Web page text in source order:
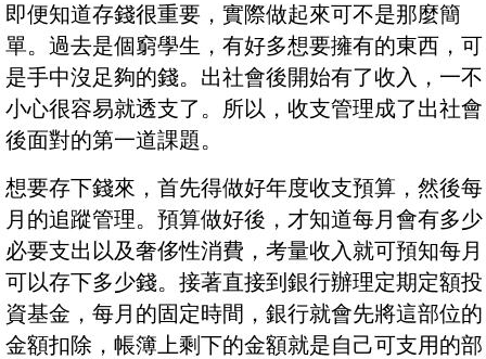
即便知道存錢很重要，實際做起來可不是那麼簡
單。過去是個窮學生，有好多想要擁有的東西，可
是手中沒足夠的錢。出社會後開始有了收入，一不
小心很容易就透支了。所以，收支管理成了出社會
後面對的第一道課題。
想要存下錢來，首先得做好年度收支預算，然後每
月的追蹤管理。預算做好後，才知道每月會有多少
必要支出以及奢侈性消費，考量收入就可預知每月
可以存下多少錢。接著直接到銀行辦理定期定額投
資基金，每月的固定時間，銀行就會先將這部位的
金額扣除，帳簿上剩下的金額就是自己可支用的部